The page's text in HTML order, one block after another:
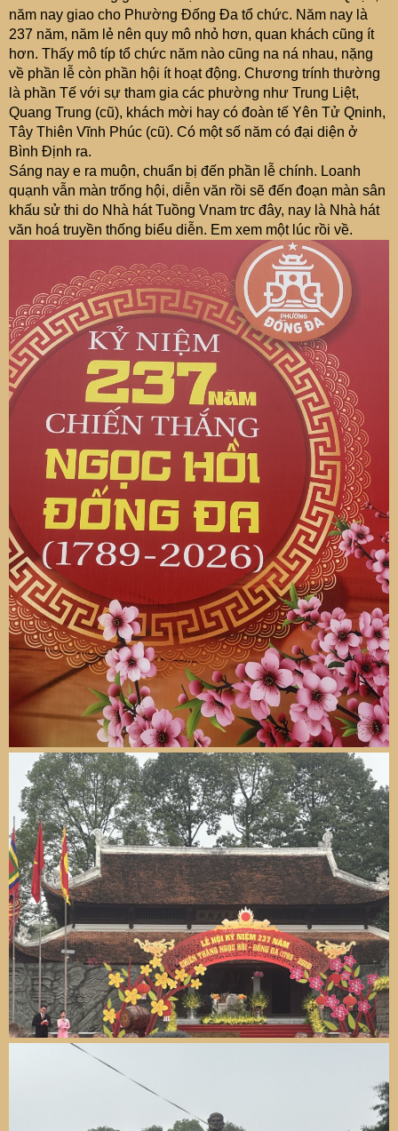
năm nay giao cho Phường Đống Đa tổ chức. Năm nay là
237 năm, năm lẻ nên quy mô nhỏ hơn, quan khách cũng ít
hơn. Thấy mô típ tổ chức năm nào cũng na ná nhau, nặng
về phần lễ còn phần hội ít hoạt động. Chương trính thường
là phần Tế với sự tham gia các phường như Trung Liệt,
Quang Trung (cũ), khách mời hay có đoàn tế Yên Tử Qninh,
Tây Thiên Vĩnh Phúc (cũ). Có một số năm có đại diện ở
Bình Định ra.
Sáng nay e ra muộn, chuẩn bị đến phần lễ chính. Loanh
quạnh vẫn màn trống hội, diễn văn rồi sẽ đến đoạn màn sân
khấu sử thi do Nhà hát Tuồng Vnam trc đây, nay là Nhà hát
văn hoá truyền thống biểu diễn. Em xem một lúc rồi về.